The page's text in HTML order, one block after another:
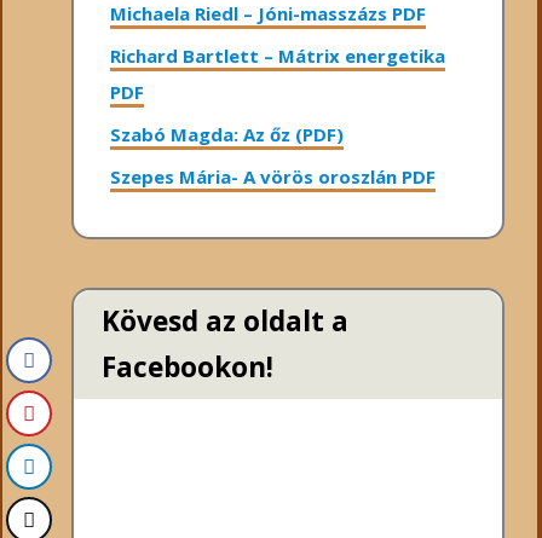
Michaela Riedl – Jóni-masszázs PDF
Richard Bartlett – Mátrix energetika
PDF
Szabó Magda: Az őz (PDF)
Szepes Mária- A vörös oroszlán PDF
Kövesd az oldalt a
Facebookon!